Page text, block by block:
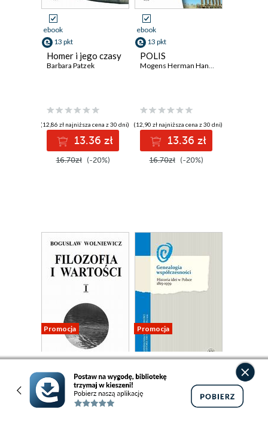
ebook
13 pkt
Homer i jego czasy
Barbara Patzek
(12,86 zł najniższa cena z 30 dni)
13.36 zł
16.70zł (-20%)
ebook
13 pkt
POLIS
Mogens Herman Hansen
(12,90 zł najniższa cena z 30 dni)
13.36 zł
16.70zł (-20%)
Promocja
ebook
13 pkt
Filozofia i
Promocja